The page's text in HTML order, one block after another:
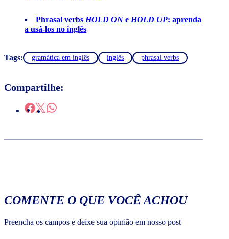
Phrasal verbs HOLD ON e HOLD UP: aprenda
a usá-los no inglês
Tags: gramática em inglês inglês phrasal verbs
Compartilhe:
COMENTE O QUE VOCÊ ACHOU
Preencha os campos e deixe sua opinião em nosso post